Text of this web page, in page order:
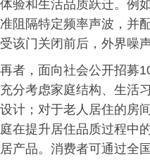
体验和生活品质跃迁。例
准阻隔特定频率声波，并
受该门关闭前后，外界噪
再者，面向社会公开招募
充分考虑家庭结构、生活
设计；对于老人居住的房
庭在提升居住品质过程中
居产品。消费者可通过全